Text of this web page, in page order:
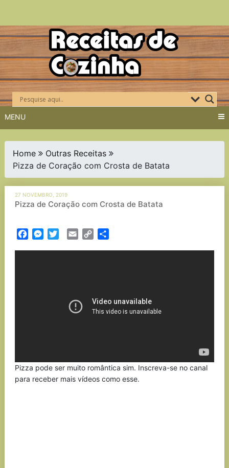
Skip
to
content
MENU
Home
Outras Receitas
Pizza de Coração com Crosta de Batata
27 NOVEMBRO, 2019
Pizza de Coração com Crosta de Batata
FacebookMessenger
TwitterEmail Copy
Pizza pode ser muito romântica sim. Inscreva-se no canal
para receber mais vídeos como esse.